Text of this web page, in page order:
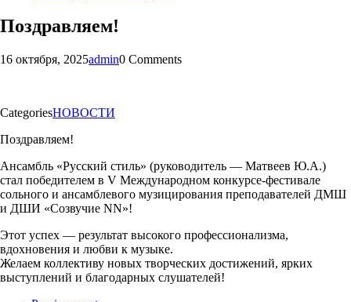
Поздравляем!
16 октября, 2025admin0 Comments
CategoriesНОВОСТИ
Поздравляем!
Ансамбль «Русский стиль» (руководитель — Матвеев Ю.А.)
стал победителем в V Международном конкурсе-фестивале
сольного и ансамблевого музицирования преподавателей ДМШ
и ДШИ «Созвучие NN»!
Этот успех — результат высокого профессионализма,
вдохновения и любви к музыке.
Желаем коллективу новых творческих достижений, ярких
выступлений и благодарных слушателей!